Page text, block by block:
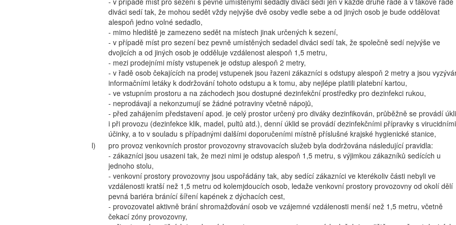
diváci sedí tak, že mohou sedět vždy nejvýše dvě osoby vedle sebe a od jiných osob je bude oddělovat
alespoň jedno volné sedadlo,
- mimo hlediště je zamezeno sedět na místech jinak určených k sezení,
- v případě míst pro sezení bez pevně umístěných sedadel diváci sedí tak, že společně sedí nejvýše ve
dvojicích a od jiných osob je odděluje vzdálenost alespoň 1,5 metru,
- mezi prodejními místy vstupenek je odstup alespoň 2 metry,
- v řadě osob čekajících na prodej vstupenek jsou řazeni zákazníci s odstupy alespoň 2 metry a jsou
informačními letáky k dodržování tohoto odstupu a k tomu, aby nejlépe platili platební kartou,
- ve vstupním prostoru a na záchodech jsou dostupné dezinfekční prostředky pro dezinfekci rukou,
- neprodávají a nekonzumují se žádné potraviny včetně nápojů,
- před zahájením představení apod. je celý prostor určený pro diváky dezinfikován, průběžně se provádí
i při provozu (dezinfekce klik, madel, pultů atd.), denní úklid se provádí dezinfekčními přípravky s virucidními
účinky, a to v souladu s případnými dalšími doporučeními místně příslušné krajské hygienické stanice,
l)
pro provoz venkovních prostor provozovny stravovacích služeb byla dodržována následující pravidla:
- zákazníci jsou usazeni tak, že mezi nimi je odstup alespoň 1,5 metru, s výjimkou zákazníků sedících u
jednoho stolu,
- venkovní prostory provozovny jsou uspořádány tak, aby sedící zákazníci ve kterékoliv části nebyli ve
vzdálenosti kratší než 1,5 metru od kolemjdoucích osob, ledaže venkovní prostory provozovny od okolí dělí
pevná bariéra bránící šíření kapének z dýchacích cest,
- provozovatel aktivně brání shromažďování osob ve vzájemné vzdálenosti menší než 1,5 metru, včetně
čekací zóny provozovny,